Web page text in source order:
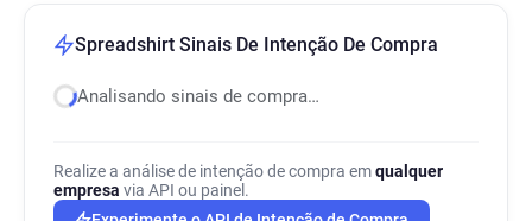
Spreadshirt Sinais De Intenção De Compra
Analisando sinais de compra…
Realize a análise de intenção de compra emqualquer
empresa via API ou painel.